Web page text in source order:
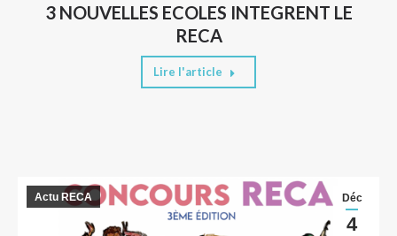
3 NOUVELLES ECOLES INTEGRENT LE
RECA
Lire l'article
Déc
4
Actu RECA